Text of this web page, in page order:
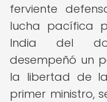
ferviente
lucha pacífica
India del
desempeñó un
la libertad de
primer ministro,